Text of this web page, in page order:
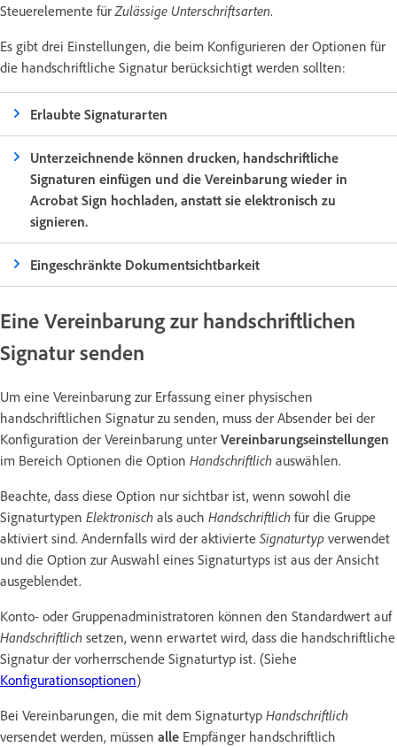
Steuerelemente für Zulässige Unterschriftsarten.
Es gibt drei Einstellungen, die beim Konfigurieren der Optionen für
die handschriftliche Signatur berücksichtigt werden sollten:
Erlaubte Signaturarten
Unterzeichnende können drucken, handschriftliche
Signaturen einfügen und die Vereinbarung wieder in
Acrobat Sign hochladen, anstatt sie elektronisch zu
signieren.
Eingeschränkte Dokumentsichtbarkeit
Eine Vereinbarung zur handschriftlichen
Signatur senden
Um eine Vereinbarung zur Erfassung einer physischen
handschriftlichen Signatur zu senden, muss der Absender bei der
Konfiguration der Vereinbarung unter Vereinbarungseinstellungen
im Bereich Optionen die Option Handschriftlich auswählen.
Beachte, dass diese Option nur sichtbar ist, wenn sowohl die
Signaturtypen Elektronisch als auch Handschriftlich für die Gruppe
aktiviert sind. Andernfalls wird der aktivierte Signaturtyp verwendet
und die Option zur Auswahl eines Signaturtyps ist aus der Ansicht
ausgeblendet.
Konto- oder Gruppenadministratoren können den Standardwert auf
Handschriftlich setzen, wenn erwartet wird, dass die handschriftliche
Signatur der vorherrschende Signaturtyp ist. (Siehe
Konfigurationsoptionen)
Bei Vereinbarungen, die mit dem Signaturtyp Handschriftlich
versendet werden, müssen alle Empfänger handschriftlich